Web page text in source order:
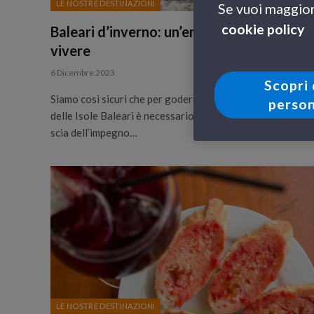
LE NOSTRE DESTINAZIONI
Baleari d’inverno: un’emozione tutta da
vivere
6 Dicembre 2023
Siamo così sicuri che per godere del fascino indiscusso
delle Isole Baleari è necessario partire in estate? Sulla
scia dell’impegno…
LE NOSTRE DESTINAZIONI
Se vuoi
cookie policy
Scopri